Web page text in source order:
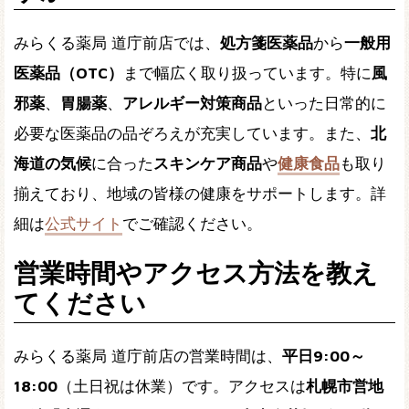
みらくる薬局 道庁前店では、 処方箋医薬品から一般用
医薬品（OTC）
まで幅広く取り扱っています。特に風
邪薬、 胃腸薬、 アレルギー対策商品といった日常的に
必要な医薬品の品ぞろえが充実しています。また、 北
海道の気候に合ったスキンケア商品や健康食品も取り
揃えており、地域の皆様の健康をサポートします。詳
細は公式サイト でご確認ください。
営業時間やアクセス方法を教え
てください
みらくる薬局 道庁前店の営業時間は、 平日9:00～
18:00 （土日祝は休業）です。アクセスは札幌市営地